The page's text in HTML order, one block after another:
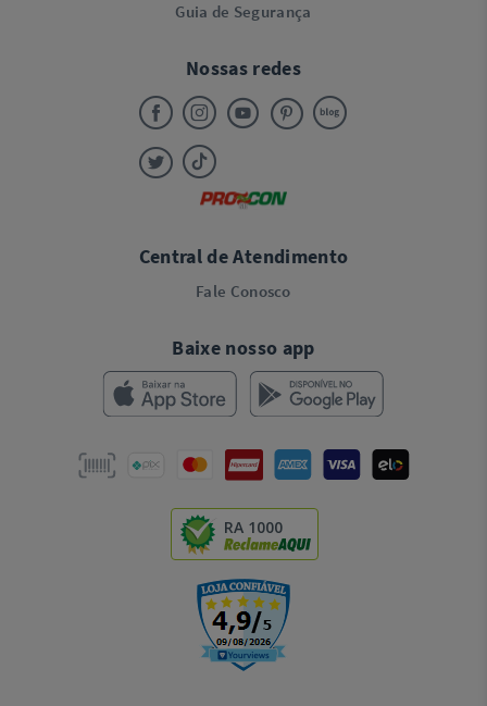
Guia de Segurança
Nossas redes
Central de Atendimento
Fale Conosco
Baixe nosso app
RA 1000